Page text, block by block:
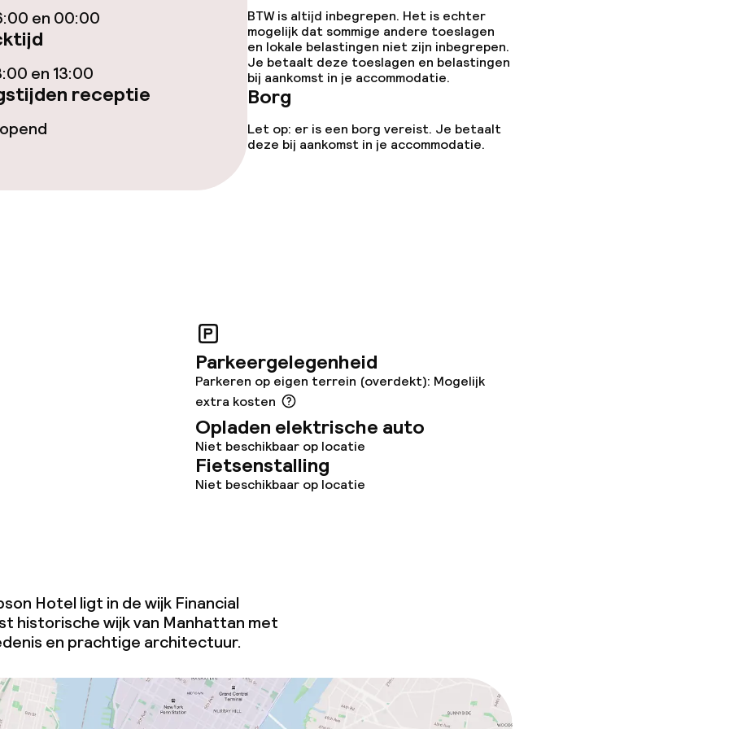
Diner à la carte
Roomservice
en 00:00
en 13:00
receptie
BTW is altijd inbegrepen. Het is echter
mogelijk dat sommige andere toeslagen
en lokale belastingen niet zijn inbegrepen.
Je betaalt deze toeslagen en belastingen
bij aankomst in je accommodatie.
Borg
Let op: er is een borg vereist. Je betaalt
deze bij aankomst in je accommodatie.
Parkeergelegenheid
Parkeren op eigen terrein (overdekt): Mogelijk
extra kosten
Opladen elektrische auto
Niet beschikbaar op locatie
Fietsenstalling
Niet beschikbaar op locatie
Hotel ligt in de wijk Financial
historische wijk van Manhattan met
en prachtige architectuur.